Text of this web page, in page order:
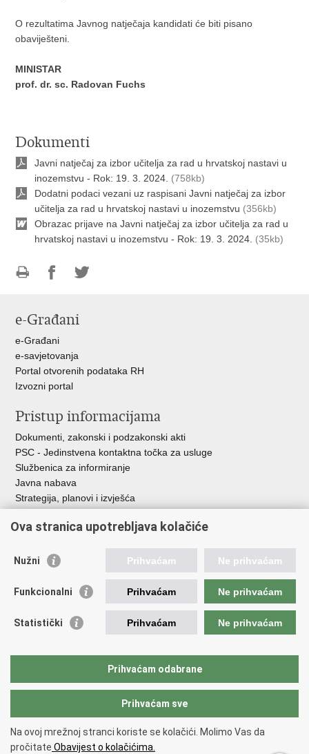
O rezultatima Javnog natječaja kandidati će biti pisano
obaviješteni.
MINISTAR
prof. dr. sc. Radovan Fuchs
Dokumenti
Javni natječaj za izbor učitelja za rad u hrvatskoj nastavi u
inozemstvu - Rok: 19. 3. 2024. (758kb)
Dodatni podaci vezani uz raspisani Javni natječaj za izbor
učitelja za rad u hrvatskoj nastavi u inozemstvu (356kb)
Obrazac prijave na Javni natječaj za izbor učitelja za rad u
hrvatskoj nastavi u inozemstvu - Rok: 19. 3. 2024. (35kb)
FacebookuTwitteru
e-Građani
e-Građani
e-savjetovanja
Portal otvorenih podataka RH
Izvozni portal
Pristup informacijama
Dokumenti, zakonski i podzakonski akti
PSC - Jedinstvena kontaktna točka za usluge
Službenica za informiranje
Javna nabava
Strategija, planovi i izvješća
Korisne poveznice
Vlada RH
ASOO
CARNET
Copyright © 2026 Ministarstvo znanosti, obrazovanja i mladih.
Ova stranica upotrebljava kolačiće
Nužni Prihvaćam Ne prihvaćam
Funkcionalni Prihvaćam Ne prihvaćam
Statistički Prihvaćam Ne prihvaćam
Prihvaćam odabrane
Prihvaćam sve
Na ovoj mrežnoj stranci koriste se kolačići. Molimo Vas da
pročitate Obavijest o kolačićima.